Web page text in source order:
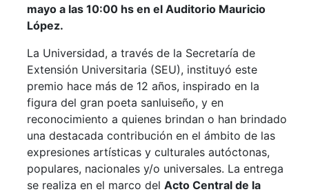
mayo a las 10:00 hs en el Auditorio Mauricio
López.
La Universidad, a través de la Secretaría de
Extensión Universitaria (SEU), instituyó este
premio hace más de 12 años, inspirado en la
figura del gran poeta sanluiseño, y en
reconocimiento a quienes brindan o han brindado
una destacada contribución en el ámbito de las
expresiones artísticas y culturales autóctonas,
populares, nacionales y/o universales. La entrega
se realiza en el marco del Acto Central de la